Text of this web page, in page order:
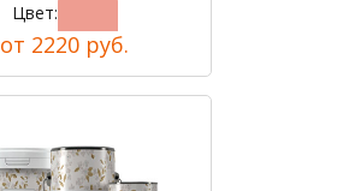
Цвет:
от 2220 руб.